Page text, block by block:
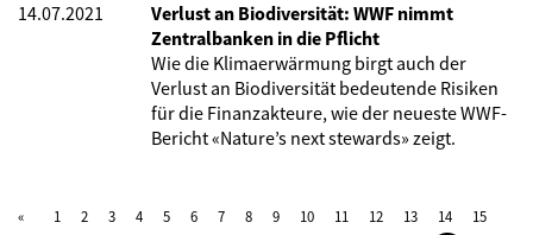
14.07.2021
Verlust an Biodiversität: WWF nimmt
Zentralbanken in die Pflicht
Wie die Klimaerwärmung birgt auch der
Verlust an Biodiversität bedeutende Risiken
für die Finanzakteure, wie der neueste WWF-
Bericht «Nature’s next stewards» zeigt.
1 2 3 4 5 6 7 8 9 10 11 12 13 14
15